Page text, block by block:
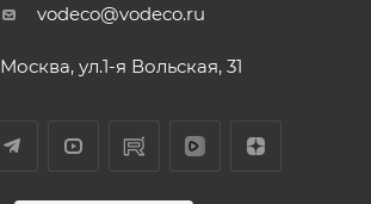
vodeco@vodeco.ru
Москва, ул.1-я Вольская, 31